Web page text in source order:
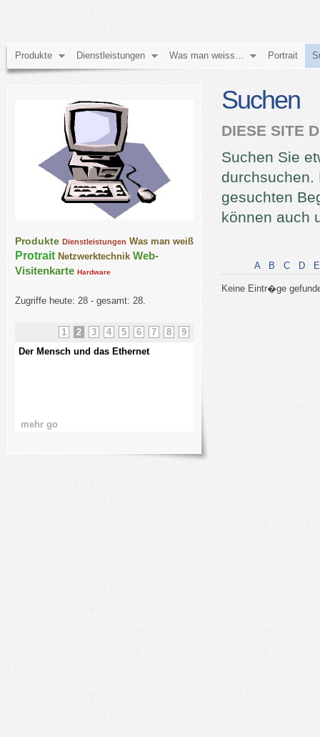
Produkte Dienstleistungen Was man weiss... Portrait
Suchen
DIESE SITE
Suchen Sie
durchsuchen.
gesuchten
können auch
A B C D E
Keine Eintr�ge
Produkte Dienstleistungen Was man weiß
Protrait Netzwerktechnik Web-
Visitenkarte Hardware
Zugriffe heute: 28 - gesamt: 28.
1 2 3 4 5 6 7 8
9
Der Mensch und das Ethernet
mehr go